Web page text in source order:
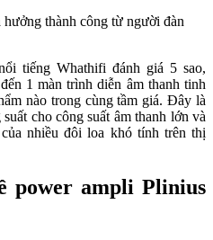
tiếng Whathifi đánh giá 5 sao,
1 màn trình diễn âm thanh tinh
nào trong cùng tầm giá. Đây là
cho công suất âm thanh lớn và
nhiều đôi loa khó tính trên thị
power ampli Plinius